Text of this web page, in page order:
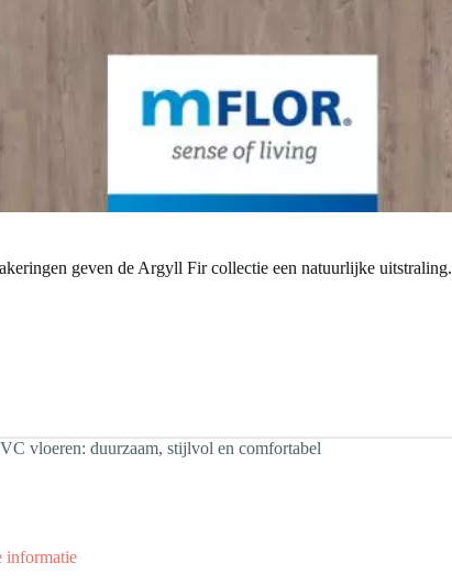
geven de Argyll Fir collectie een natuurlijke uitstraling.
vloeren: duurzaam, stijlvol en comfortabel
informatie